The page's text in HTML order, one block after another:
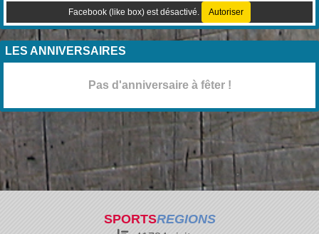
Facebook (like box) est désactivé. Autoriser
LES ANNIVERSAIRES
Pas d'anniversaire à fêter !
SPORTSREGIONS